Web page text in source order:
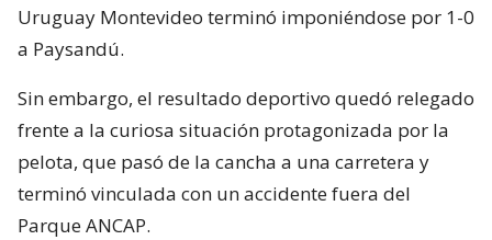
Uruguay Montevideo terminó imponiéndose por 1-0
a Paysandú.
Sin embargo, el resultado deportivo quedó relegado
frente a la curiosa situación protagonizada por la
pelota, que pasó de la cancha a una carretera y
terminó vinculada con un accidente fuera del
Parque ANCAP.